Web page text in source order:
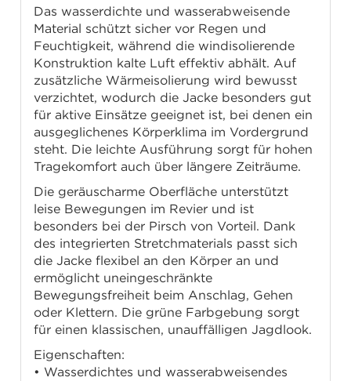
Das wasserdichte und wasserabweisende
Material schützt sicher vor Regen und
Feuchtigkeit, während die windisolierende
Konstruktion kalte Luft effektiv abhält. Auf
zusätzliche Wärmeisolierung wird bewusst
verzichtet, wodurch die Jacke besonders gut
für aktive Einsätze geeignet ist, bei denen ein
ausgeglichenes Körperklima im Vordergrund
steht. Die leichte Ausführung sorgt für hohen
Tragekomfort auch über längere Zeiträume.
Die geräuscharme Oberfläche unterstützt
leise Bewegungen im Revier und ist
besonders bei der Pirsch von Vorteil. Dank
des integrierten Stretchmaterials passt sich
die Jacke flexibel an den Körper an und
ermöglicht uneingeschränkte
Bewegungsfreiheit beim Anschlag, Gehen
oder Klettern. Die grüne Farbgebung sorgt
für einen klassischen, unauffälligen Jagdlook.
Eigenschaften:
• Wasserdichtes und wasserabweisendes